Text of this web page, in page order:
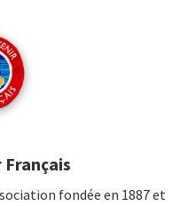
Français
fondée en 1887 et